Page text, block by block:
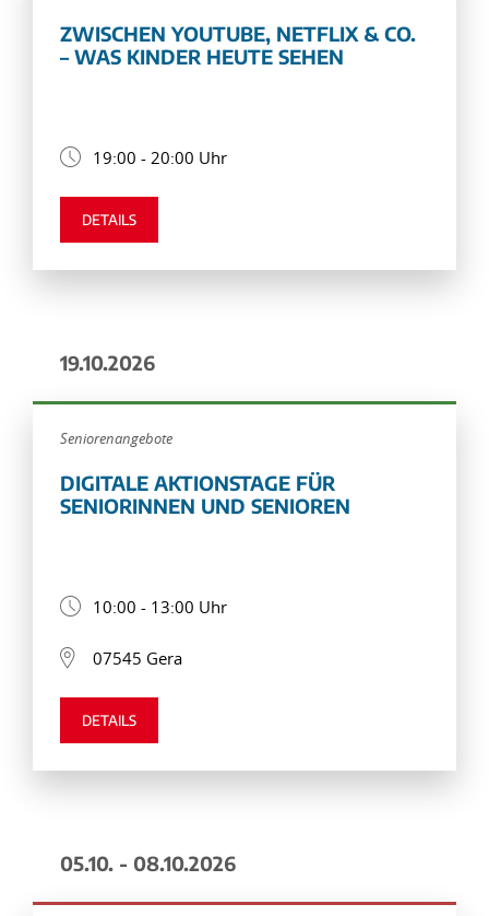
ZWISCHEN YOUTUBE, NETFLIX & CO.
– WAS KINDER HEUTE SEHEN
19:00 - 20:00 Uhr
DETAILS
19.10.2026
Seniorenangebote
DIGITALE AKTIONSTAGE FÜR
SENIORINNEN UND SENIOREN
10:00 - 13:00 Uhr
07545 Gera
DETAILS
05.10. - 08.10.2026